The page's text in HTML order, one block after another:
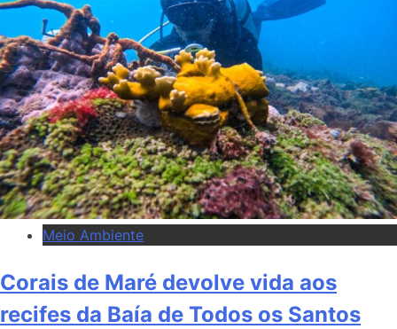
Meio Ambiente
Corais de Maré devolve vida aos
recifes da Baía de Todos os Santos